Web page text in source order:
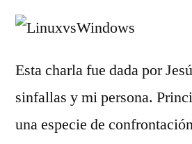
Esta charla fue dada por
sinfallas y mi persona.
una especie de